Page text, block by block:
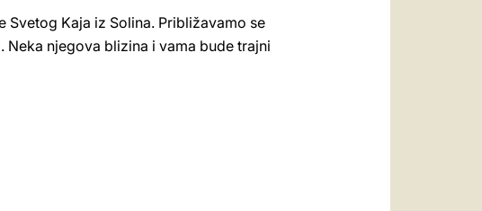
Kaja iz Solina. Približavamo se
njegova blizina i vama bude trajni